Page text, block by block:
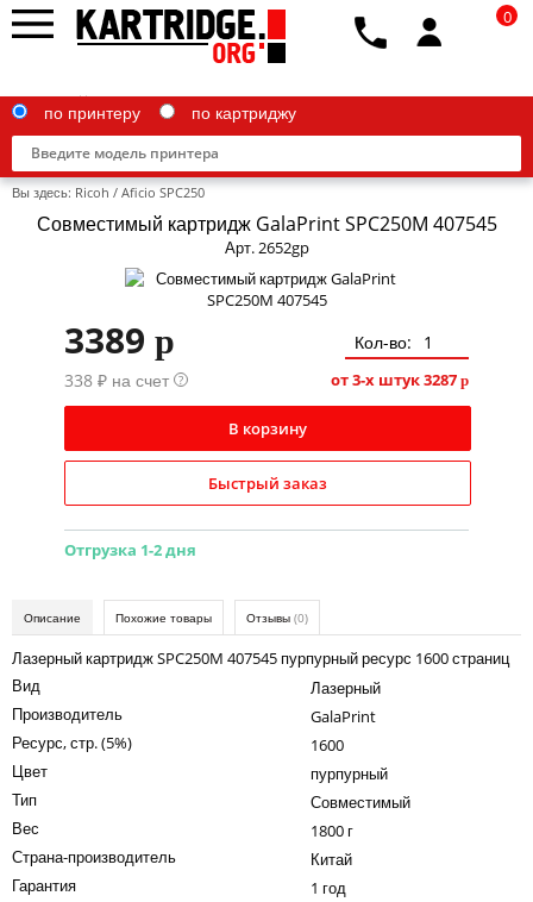
Canon
Epson
HP
IBM
Kodak
Kyocera
Lexmark
OKI
Panasonic
Sharp
по принтеру по картриджу
0
Вы здесь: Ricoh / Aficio SPC250
Совместимый картридж GalaPrint SPC250M 407545
Арт. 2652gp
3389 p
Кол-во:
338 ₽ на счет ? от 3-х штук3287 p
В корзину
Быстрый заказ
Отгрузка 1-2 дня
Описание Похожие товары Отзывы (0)
Лазерный картридж SPC250M 407545 пурпурный ресурс 1600 страниц
Вид
Лазерный
Производитель
GalaPrint
Ресурс, стр. (5%)
1600
Цвет
пурпурный
Тип
Совместимый
Вес
1800 г
Страна-производитель
Китай
Гарантия
1 год